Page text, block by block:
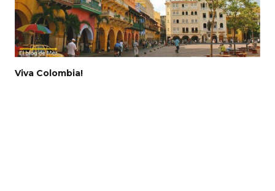
Viva Colombia!